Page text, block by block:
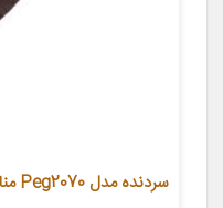
سردنده مدل Peg2070 مناسب برای پژو 206